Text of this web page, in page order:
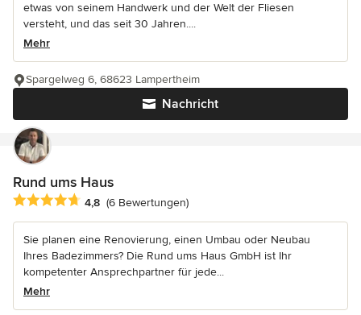
etwas von seinem Handwerk und der Welt der Fliesen
versteht, und das seit 30 Jahren....
Mehr
Nachricht
Spargelweg 6, 68623 Lampertheim
Rund ums Haus
Durchschnittliche Bewertung: 4.8 von 5 Sternen
4,8 (6 Bewertungen)
Sie planen eine Renovierung, einen Umbau oder Neubau
Ihres Badezimmers? Die Rund ums Haus GmbH ist Ihr
kompetenter Ansprechpartner für jede...
Mehr